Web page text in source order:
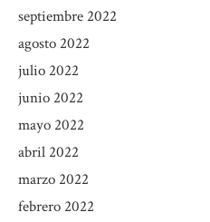
septiembre 2022
agosto 2022
julio 2022
junio 2022
mayo 2022
abril 2022
marzo 2022
febrero 2022